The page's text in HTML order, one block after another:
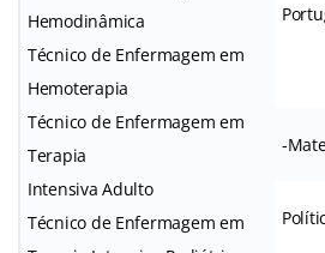
Hemodinâmica
Técnico de Enfermagem em
Hemoterapia
Técnico de Enfermagem em
Terapia
Intensiva Adulto
Técnico de Enfermagem em
-